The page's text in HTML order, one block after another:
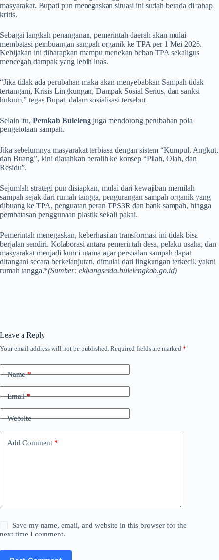
masyarakat. Bupati pun menegaskan situasi ini sudah berada di tahap
kritis.
Sebagai langkah penanganan, pemerintah daerah akan mulai
membatasi pembuangan sampah organik ke TPA per 1 Mei 2026.
Kebijakan ini diharapkan mampu menekan beban TPA sekaligus
mencegah dampak yang lebih luas.
“Jika tidak ada perubahan maka akan menyebabkan Sampah tidak
tertangani, Krisis Lingkungan, Dampak Sosial Serius, dan sanksi
hukum,” tegas Bupati dalam sosialisasi tersebut.
Selain itu, Pemkab Buleleng juga mendorong perubahan pola
pengelolaan sampah.
Jika sebelumnya masyarakat terbiasa dengan sistem “Kumpul, Angkut,
dan Buang”, kini diarahkan beralih ke konsep “Pilah, Olah, dan
Residu”.
Sejumlah strategi pun disiapkan, mulai dari kewajiban memilah
sampah sejak dari rumah tangga, pengurangan sampah organik yang
dibuang ke TPA, penguatan peran TPS3R dan bank sampah, hingga
pembatasan penggunaan plastik sekali pakai.
Pemerintah menegaskan, keberhasilan transformasi ini tidak bisa
berjalan sendiri. Kolaborasi antara pemerintah desa, pelaku usaha, dan
masyarakat menjadi kunci utama agar persoalan sampah dapat
ditangani secara berkelanjutan, dimulai dari lingkungan terkecil, yakni
rumah tangga.*(Sumber: ekbangsetda.bulelengkab.go.id)
Leave a Reply
Your email address will not be published. Required fields are marked *
Name*
Email*
Website
Add Comment *
Save my name, email, and website in this browser for the
next time I comment.